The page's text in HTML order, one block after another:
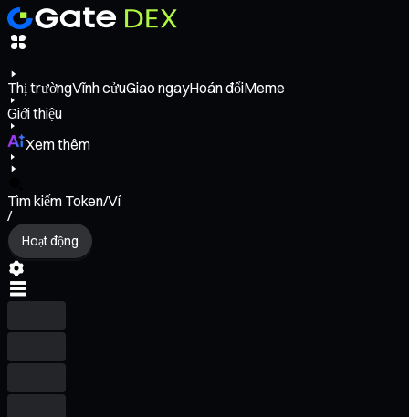
Thị trườngVĩnh cửuGiao ngayHoán đổiMeme
Giới thiệu
Xem thêm
Tìm kiếm Token/Ví
/
Hoạt động